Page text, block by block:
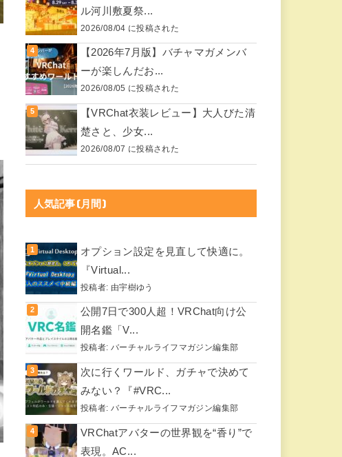
ル河川敷夏祭...
2026/08/04 に投稿された
【2026年7月版】バチャマガメンバ
ーが楽しんだお...
2026/08/05 に投稿された
【VRChat衣装レビュー】大人びた清
楚さと、少女...
2026/08/07 に投稿された
人気記事(月間)
オプション設定を見直して快適に。
『Virtual...
投稿者: 由宇樹ゆう
公開7日で300人超！VRChat向け公
開名鑑「V...
投稿者: バーチャルライフマガジン編集部
次に行くワールド、ガチャで決めて
みない？『#VRC...
投稿者: バーチャルライフマガジン編集部
VRChatアバターの世界観を“香り”で
表現。AC...